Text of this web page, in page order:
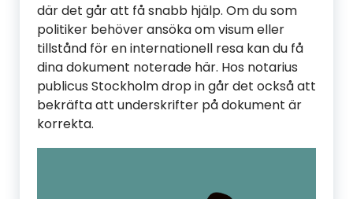
där det går att få snabb hjälp. Om du som
politiker behöver ansöka om visum eller
tillstånd för en internationell resa kan du få
dina dokument noterade här. Hos notarius
publicus Stockholm drop in går det också att
bekräfta att underskrifter på dokument är
korrekta.